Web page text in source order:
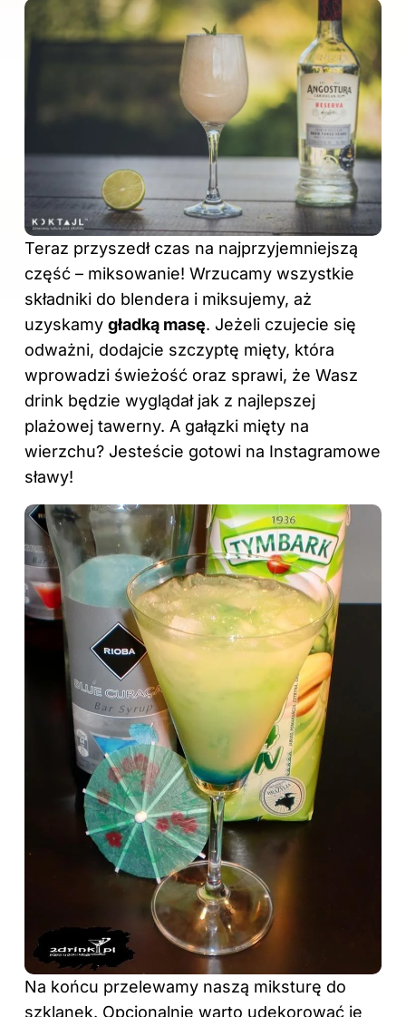
Teraz przyszedł czas na najprzyjemniejszą
część – miksowanie! Wrzucamy wszystkie
składniki do blendera i miksujemy, aż
uzyskamy gładką masę. Jeżeli czujecie się
odważni, dodajcie szczyptę mięty, która
wprowadzi świeżość oraz sprawi, że Wasz
drink będzie wyglądał jak z najlepszej
plażowej tawerny. A gałązki mięty na
wierzchu? Jesteście gotowi na Instagramowe
sławy!
Na końcu przelewamy naszą miksturę do
szklanek. Opcjonalnie warto udekorować je